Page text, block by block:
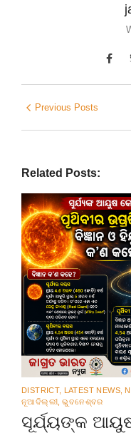
Previous Posts
Related Posts:
DISTRICT, LATEST NEWS
ନୂଆଦିଲ୍ଲୀ
ଭୁବନେଶ୍ବର
ସୂର୍ଯ୍ୟଙ୍କ